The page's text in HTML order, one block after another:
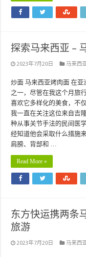
探索马来西亚 –
2023年7月20日 马来西
炒面 马来西亚烤肉面 在
之一，尽管在我这个月旅
喜欢它多样化的美食，不
我一直在关注这位来自吉
种从事关节手法的民间医
经知道他会采取什么措施
肩膀、背部和 …
Read More »
东方快运携两条
旅游
2023年7月20日 马来西